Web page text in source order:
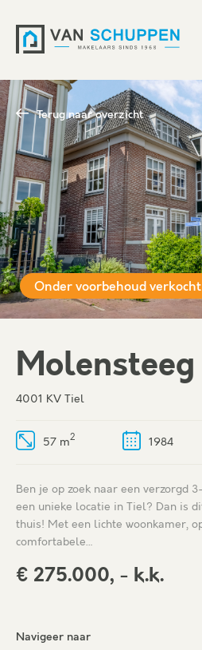
Onder voorbehoud verkocht
Terug naar overzicht
Molensteeg
4001 KV Tiel
57 m2 1984
Ben je op zoek naar een verzorgd
een unieke locatie in Tiel? Dan is
thuis! Met een lichte woonkamer,
comfortabele…
€ 275.000, - k.k.
Navigeer naar